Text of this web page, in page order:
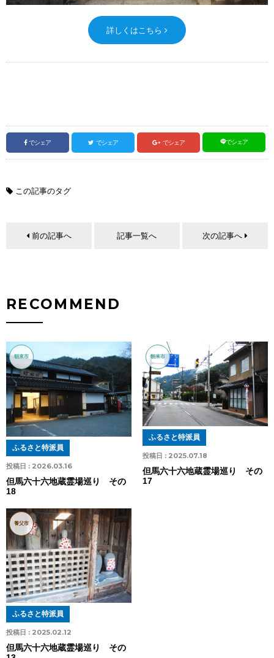
詳しくはこちら
でシェア でシェア でシェア でシェア
この記事のタグ
前の記事へ 記事一覧へ 次の記事へ
RECOMMEND
朝来市
投稿日 : 2026.03.16
ふるさと特派員
但馬六十六地蔵霊場巡り その
18
朝来市
投稿日 : 2025.07.18
ふるさと特派員
但馬六十六地蔵霊場巡り その
17
養父市
投稿日 : 2025.02.12
ふるさと特派員
但馬六十六地蔵霊場巡り その